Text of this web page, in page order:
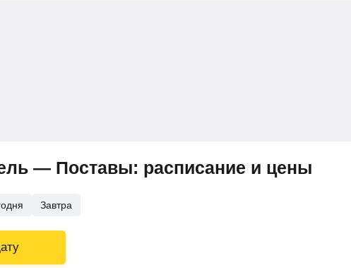
— Поставы: расписание и цены
Завтра